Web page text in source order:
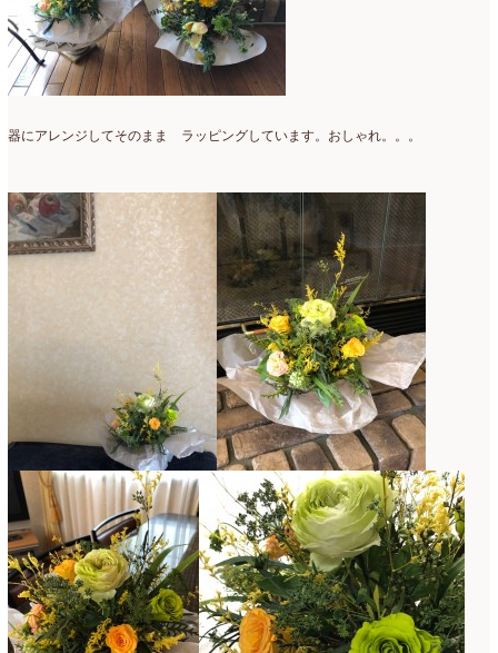
器にアレンジしてそのまま ラッピングしています。おしゃれ。。。